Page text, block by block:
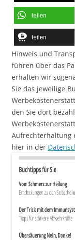
teilen
teilen
Hinweis und
führen über das
erhalten wir
Sie das jeweilige
den Sie dort
Aufrechterhaltung
hier in der